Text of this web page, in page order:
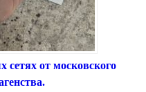
от московского